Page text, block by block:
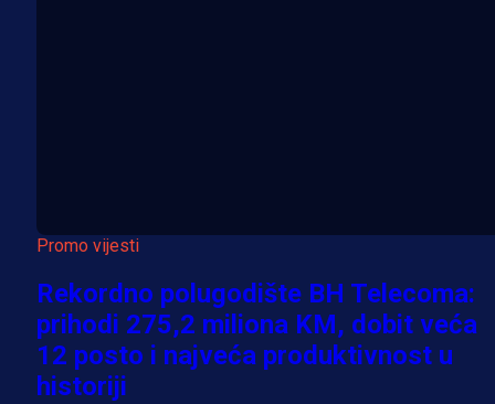
Promo vijesti
Rekordno polugodište BH Telecoma:
prihodi 275,2 miliona KM, dobit veća
12 posto i najveća produktivnost u
historiji